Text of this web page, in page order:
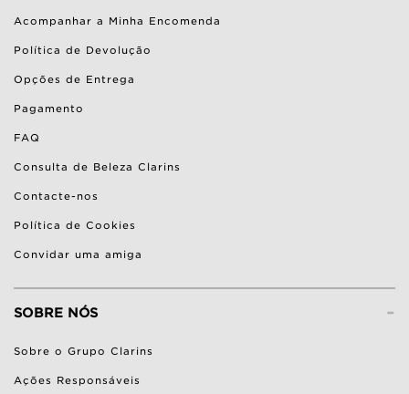
Acompanhar a Minha Encomenda
Política de Devolução
Opções de Entrega
Pagamento
FAQ
Consulta de Beleza Clarins
Contacte-nos
Política de Cookies
Convidar uma amiga
-
SOBRE NÓS
Sobre o Grupo Clarins
Ações Responsáveis